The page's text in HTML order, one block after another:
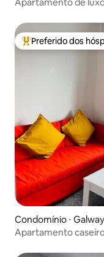
Entre os melhores
Preferido dos
Condomínio ⋅ Galway
Apartamento